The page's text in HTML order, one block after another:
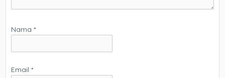
Nama*
Email*